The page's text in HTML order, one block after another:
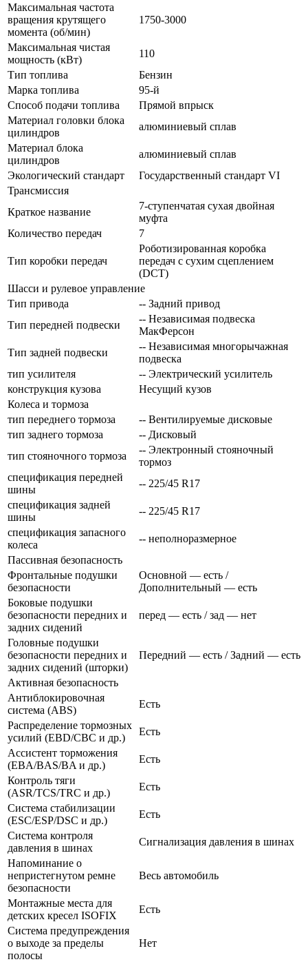
Максимальная частота
вращения крутящего
момента (об/мин)
1750-3000
Максимальная чистая
мощность (кВт)
110
Тип топлива
Бензин
Марка топлива
95-й
Способ подачи топлива
Прямой впрыск
Материал головки блока
цилиндров
алюминиевый сплав
Материал блока
цилиндров
алюминиевый сплав
Экологический стандарт
Государственный стандарт VI
Трансмиссия
Краткое название
7-ступенчатая сухая двойная
муфта
Количество передач
7
Тип коробки передач
Роботизированная коробка
передач с сухим сцеплением
(DCT)
Шасси и рулевое управление
Тип привода
-- Задний привод
Тип передней подвески
-- Независимая подвеска
МакФерсон
Тип задней подвески
-- Независимая многорычажная
подвеска
тип усилителя
-- Электрический усилитель
конструкция кузова
Несущий кузов
Колеса и тормоза
тип переднего тормоза
-- Вентилируемые дисковые
тип заднего тормоза
-- Дисковый
тип стояночного тормоза
-- Электронный стояночный
тормоз
спецификация передней
шины
-- 225/45 R17
спецификация задней
шины
-- 225/45 R17
спецификация запасного
колеса
-- неполноразмерное
Пассивная безопасность
Фронтальные подушки
безопасности
Основной — есть /
Дополнительный — есть
Боковые подушки
безопасности передних и
задних сидений
перед — есть / зад — нет
Головные подушки
безопасности передних и
задних сидений (шторки)
Передний — есть / Задний — есть
Активная безопасность
Антиблокировочная
система (ABS)
Есть
Распределение тормозных
усилий (EBD/CBC и др.)
Есть
Ассистент торможения
(EBA/BAS/BA и др.)
Есть
Контроль тяги
(ASR/TCS/TRC и др.)
Есть
Система стабилизации
(ESC/ESP/DSC и др.)
Есть
Система контроля
давления в шинах
Сигнализация давления в шинах
Напоминание о
непристегнутом ремне
безопасности
Весь автомобиль
Монтажные места для
детских кресел ISOFIX
Есть
Система предупреждения
о выходе за пределы
полосы
Нет